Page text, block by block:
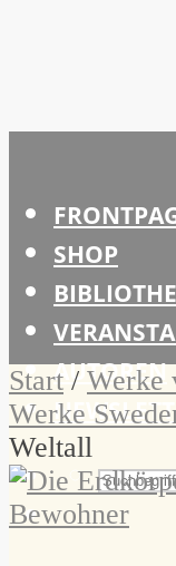
SHOP
AUTOREN
Start / Werke
Werke
Weltall